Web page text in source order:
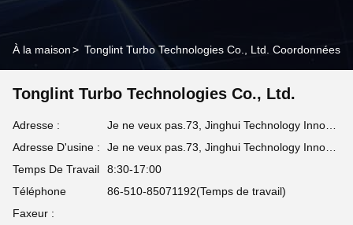
À la maison> Tonglint Turbo Technologies Co., Ltd. Coordonnées
Tonglint Turbo Technologies Co., Ltd.
Adresse :
Adresse D'usine :
Temps De Travail
8:30-17:00
Téléphone
86-510-85071192(Temps de travail)
Faxeur :